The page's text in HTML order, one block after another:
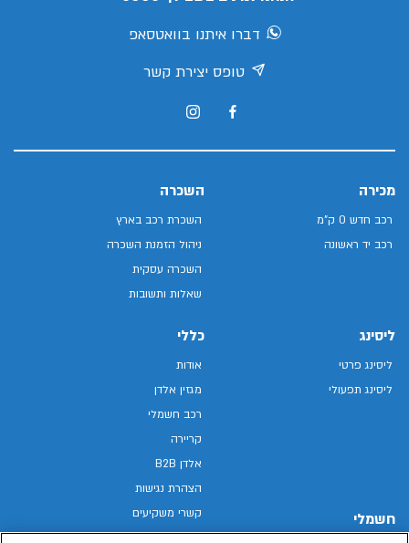
דברו איתנו בוואטסאפ
טופס יצירת קשר
מכירה
רכב חדש 0 ק"מ
רכב יד ראשונה
השכרה
השכרת רכב בארץ
ניהול הזמנת השכרה
השכרה עסקית
שאלות ותשובות
ליסינג
ליסינג פרטי
ליסינג תפעולי
חשמלי
כללי
אודות
מגזין אלדן
רכב חשמלי
קריירה
אלדן B2B
הצהרת נגישות
קשרי משקיעים
מפת האתר